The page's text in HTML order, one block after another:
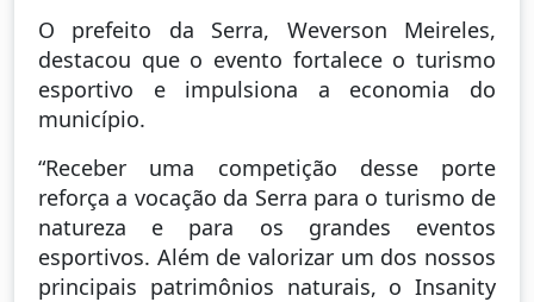
O prefeito da Serra, Weverson Meireles,
destacou que o evento fortalece o turismo
esportivo e impulsiona a economia do
município.
“Receber uma competição desse porte
reforça a vocação da Serra para o turismo de
natureza e para os grandes eventos
esportivos. Além de valorizar um dos nossos
principais patrimônios naturais, o Insanity